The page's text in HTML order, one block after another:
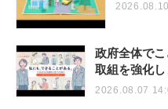
政府全体で
取組を強化
2026.08.07